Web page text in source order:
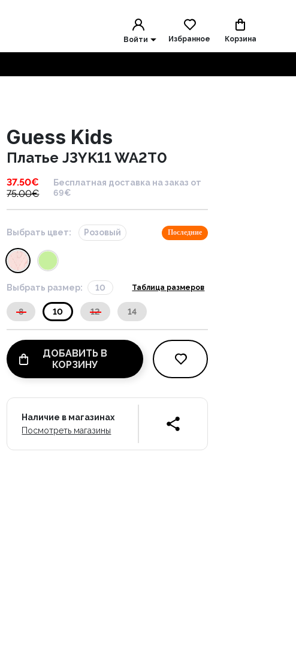
Войти Избранное Корзина
Guess Kids
Платье J3YK11 WA2T0
37.50€
75.00€
Бесплатная доставка на заказ от
69€
Выбрать цвет: Розовый Последние
Выбрать размер: 10 Таблица размеров
8 10 12 14
ДОБАВИТЬ В
КОРЗИНУ
Наличие в магазинах
Посмотреть магазины